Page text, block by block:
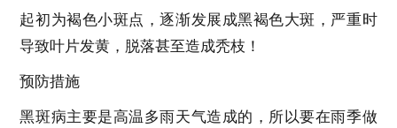
起初为褐色小斑点，逐渐发展成黑褐色大斑，严重时
导致叶片发黄，脱落甚至造成秃枝！
预防措施
黑斑病主要是高温多雨天气造成的，所以要在雨季做